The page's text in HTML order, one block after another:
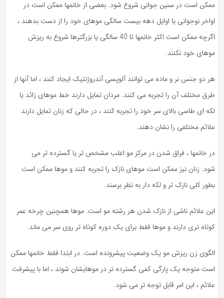
ممکن است در سنین جوانی شروع شود. بعضی از خانمها ممکن است در
اواخر نوجوانی یا اوایل دهه بیست سالگی موهای خود را از دست بدهند ،
اگرچه ممکن است اکثر خانمها تا 40 سالگی یا بزرگترها شروع به ریزش
موهای خود نکنند.
هر دو جنس نر و ماده می توانند آلوپسی آندروژنتیک ایجاد کنند ، اما آنها از
طرق مختلف آن را تجربه می کنند. مردان تمایل دارند خط موهای زائد یا
لکه ای طاسی بالای سر خود را تجربه کنند ، در حالی که زنان تمایل دارند
علائم مختلفی را نشان دهند.
در خانمها ، فراق شدن در مرکز مو اغلب مشخص تر یا گسترده تر می
شود. زنان نیز ممکن است موهای نازک را تجربه کنند و موها ممکن است
بطور کلی نازک تر و لکه دار به نظر برسند.
این علائم ناشی از نازک شدن هر رشته مو است. موها همچنین چرخه عمر
کوتاه تری دارند و موها فقط برای یک دوره کوتاه تر روی سر می ماند.
الگوی زن ریزش مو یک وضعیت پیشرونده است. در ابتدا فقط خانمها ممکن
است متوجه یک پارگی کمی گسترده تر در موهایشان شوند ، اما با پیشرفت
علائم ، این امر قابل توجه تر می شود.